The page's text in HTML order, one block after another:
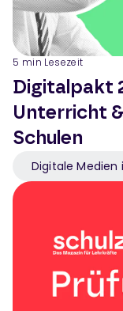
5 min Lesezeit
Digitalpakt
Unterricht
Schulen
Digitale Medien